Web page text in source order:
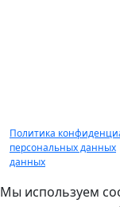
Политика
персональных данных
данных
Мы используем